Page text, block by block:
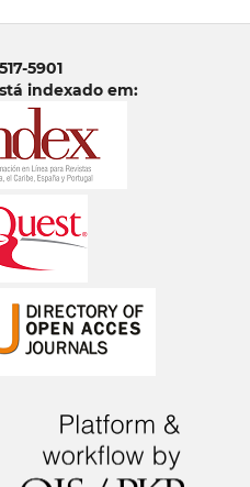
5901
indexado em: